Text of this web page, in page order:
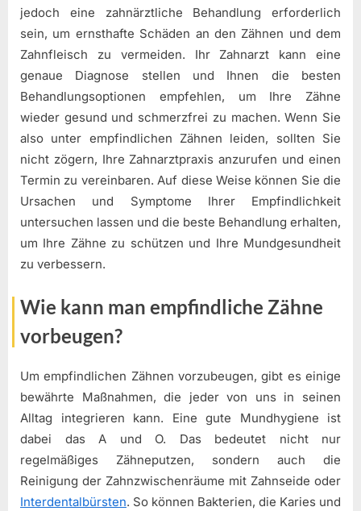
jedoch eine zahnärztliche Behandlung erforderlich
sein, um ernsthafte Schäden an den Zähnen und dem
Zahnfleisch zu vermeiden. Ihr Zahnarzt kann eine
genaue Diagnose stellen und Ihnen die besten
Behandlungsoptionen empfehlen, um Ihre Zähne
wieder gesund und schmerzfrei zu machen. Wenn Sie
also unter empfindlichen Zähnen leiden, sollten Sie
nicht zögern, Ihre Zahnarztpraxis anzurufen und einen
Termin zu vereinbaren. Auf diese Weise können Sie die
Ursachen und Symptome Ihrer Empfindlichkeit
untersuchen lassen und die beste Behandlung erhalten,
um Ihre Zähne zu schützen und Ihre Mundgesundheit
zu verbessern.
Wie kann man empfindliche Zähne
vorbeugen?
Um empfindlichen Zähnen vorzubeugen, gibt es einige
bewährte Maßnahmen, die jeder von uns in seinen
Alltag integrieren kann. Eine gute Mundhygiene ist
dabei das A und O. Das bedeutet nicht nur
regelmäßiges Zähneputzen, sondern auch die
Reinigung der Zahnzwischenräume mit Zahnseide oder
Interdentalbürsten. So können Bakterien, die Karies und